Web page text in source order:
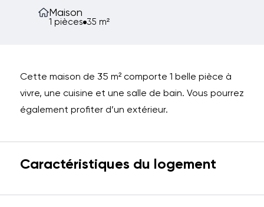
Maison
1 pièces 35 m²
Cette maison de 35 m² comporte 1 belle pièce à
vivre, une cuisine et une salle de bain. Vous pourrez
également profiter d’un extérieur.
Caractéristiques du logement